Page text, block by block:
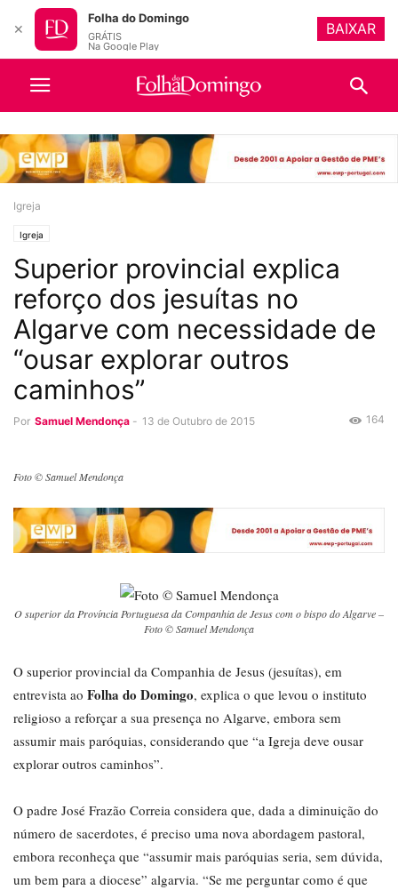
Igreja
Igreja
Superior provincial explica
reforço dos jesuítas no
Algarve com necessidade de
“ousar explorar outros
caminhos”
Por Samuel Mendonça - 13 de Outubro de 2015 164
Foto © Samuel Mendonça
O superior da Província Portuguesa da Companhia de Jesus com o bispo do Algarve –
Foto © Samuel Mendonça
O superior provincial da Companhia de Jesus (jesuítas), em
entrevista ao Folha do Domingo, explica o que levou o instituto
religioso a reforçar a sua presença no Algarve, embora sem
assumir mais paróquias, considerando que “a Igreja deve ousar
explorar outros caminhos”.
O padre José Frazão Correia considera que, dada a diminuição do
número de sacerdotes, é preciso uma nova abordagem pastoral,
embora reconheça que “assumir mais paróquias seria, sem dúvida,
um bem para a diocese” algarvia. “Se me perguntar como é que
✕
Folha do Domingo
GRÁTIS
Na Google Play
BAIXAR